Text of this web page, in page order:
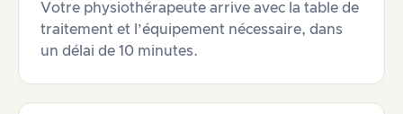
Votre physiothérapeute arrive avec la table de
traitement et l’équipement nécessaire, dans
un délai de 10 minutes.